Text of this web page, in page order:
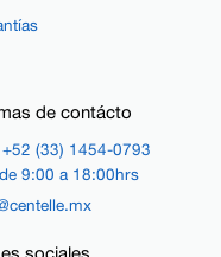
de contácto
+52 (33) 1454-0793
9:00 a 18:00hrs
sociales